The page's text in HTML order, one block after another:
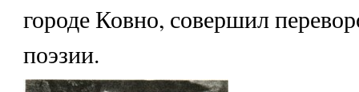
городе Ковно, совершил
поэзии.